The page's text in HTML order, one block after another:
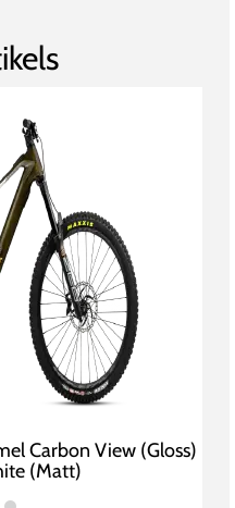
Carbon View (Gloss)
(Matt)